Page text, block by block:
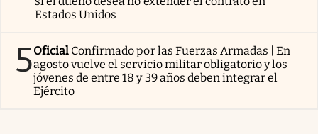
Estados Unidos
5Oficial Confirmado por las Fuerzas Armadas | En
agosto vuelve el servicio militar obligatorio y los
jóvenes de entre 18 y 39 años deben integrar el
Ejército